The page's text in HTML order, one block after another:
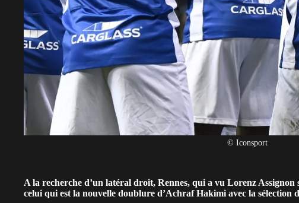
© Iconsport
A la recherche d’un latéral droit, Rennes, qui a vu Lorenz Assignon
celui qui est la nouvelle doublure d’Achraf Hakimi avec la sélection